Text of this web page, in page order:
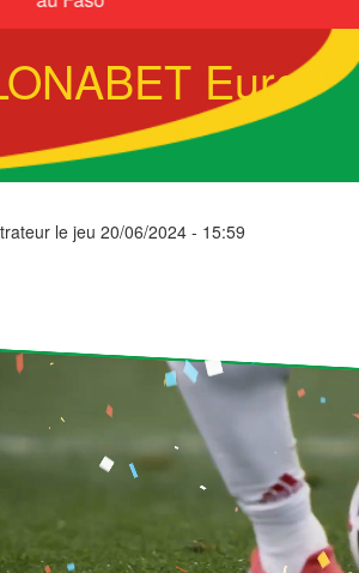
Euro
le jeu 20/06/2024 - 15:59